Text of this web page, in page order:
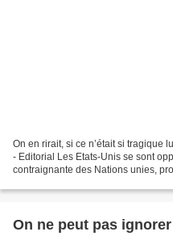
On en rirait, si ce n’était si tragique
- Editorial Les Etats-Unis se sont
contraignante des Nations unies,
On ne peut pas